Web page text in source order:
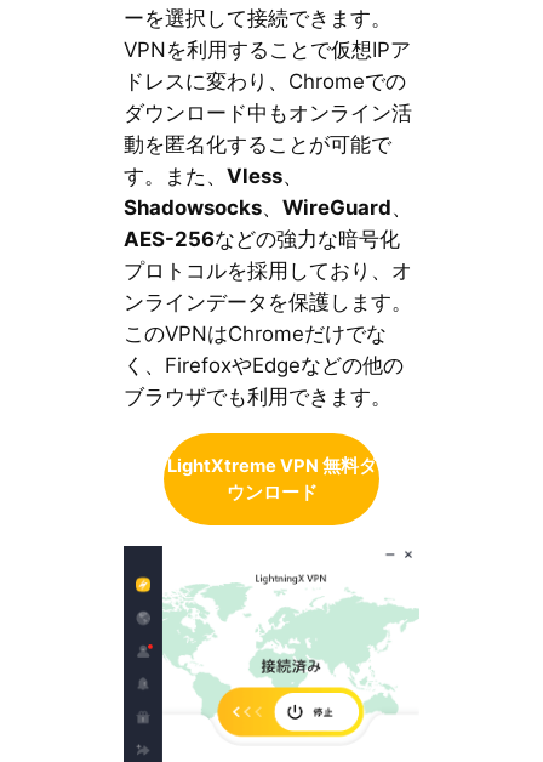
ーを選択して接続できます。
VPNを利用することで仮想IPア
ドレスに変わり、Chromeでの
ダウンロード中もオンライン活
動を匿名化することが可能で
す。また、 Vless、
Shadowsocks、 WireGuard、
AES-256などの強力な暗号化
プロトコルを採用しており、オ
ンラインデータを保護します。
このVPNはChromeだけでな
く、FirefoxやEdgeなどの他の
ブラウザでも利用できます。
LightXtreme VPN 無料ダ
ウンロード